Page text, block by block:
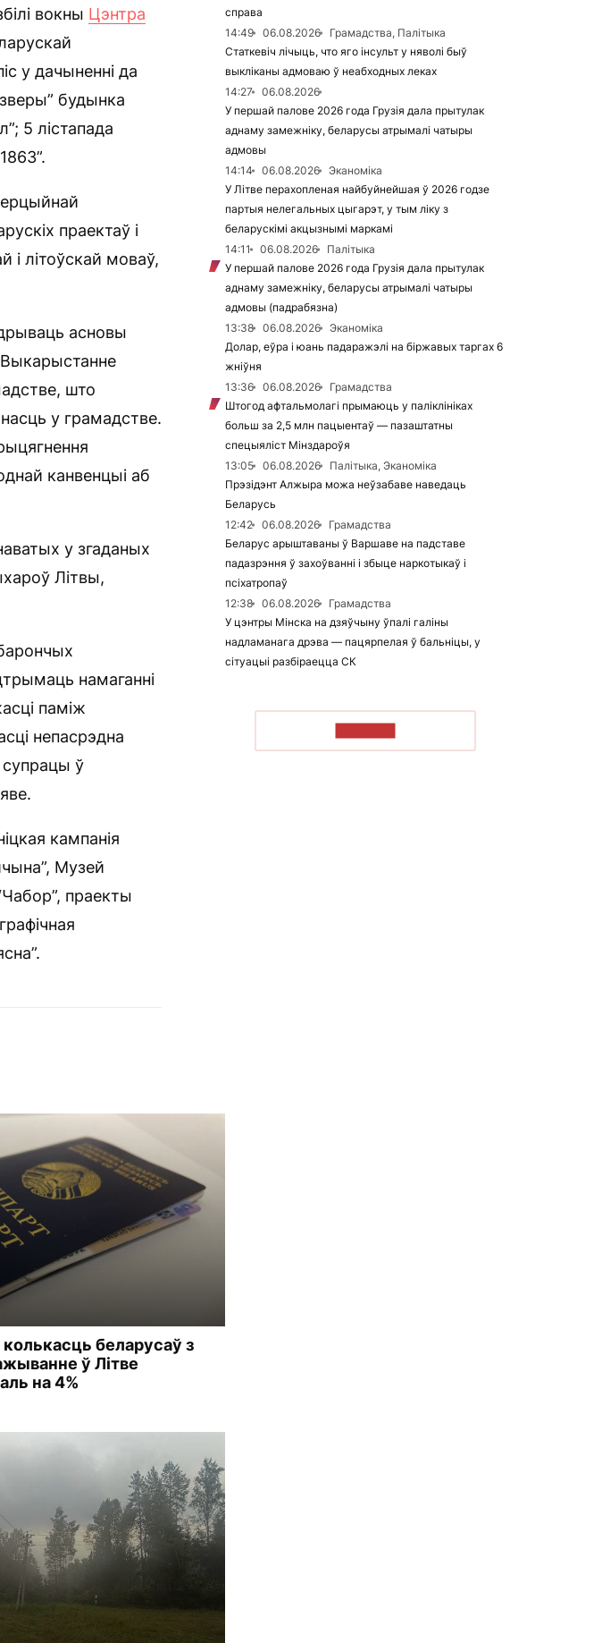
вокны Цэнтра
у дачыненні да
будынка
5 лістапада
праектаў і
і літоўскай моваў,
асновы
што
у грамадстве.
канвенцыі аб
у згаданых
Літвы,
намаганні
паміж
непасрэдна
супрацы ў
кампанія
Музей
праекты
беларусаў з
ў Літве
на 4%
справа
14:49
06.08.2026
Грамадства, Палітыка
Статкевіч лічыць, что яго інсульт у няволі быў
выкліканы адмоваю ў неабходных леках
14:27
06.08.2026
У першай палове 2026 года Грузія дала прытулак
аднаму замежніку, беларусы атрымалі чатыры
адмовы
14:14
06.08.2026
Эканоміка
У Літве перахопленая найбуйнейшая ў 2026 годзе
партыя нелегальных цыгарэт, у тым ліку з
беларускімі акцызнымі маркамі
14:11
06.08.2026
Палітыка
У першай палове 2026 года Грузія дала прытулак
аднаму замежніку, беларусы атрымалі чатыры
адмовы (падрабязна)
13:38
06.08.2026
Эканоміка
Долар, еўра і юань падаражэлі на біржавых таргах 6
жніўня
13:36
06.08.2026
Грамадства
Штогод афтальмолагі прымаюць у паліклініках
больш за 2,5 млн пацыентаў — пазаштатны
спецыяліст Мінздароўя
13:05
06.08.2026
Палітыка, Эканоміка
Прэзідэнт Алжыра можа неўзабаве наведаць
Беларусь
12:42
06.08.2026
Грамадства
Беларус арыштаваны ў Варшаве на падставе
падазрэння ў захоўванні і збыце наркотыкаў і
псіхатропаў
12:38
06.08.2026
Грамадства
У цэнтры Мінска на дзяўчыну ўпалі галіны
надламанага дрэва — пацярпелая ў бальніцы, у
сітуацыі разбіраецца СК